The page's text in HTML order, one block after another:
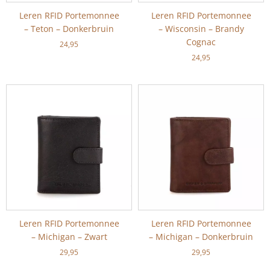
Leren RFID Portemonnee
– Teton – Donkerbruin
24,95
Leren RFID Portemonnee
– Wisconsin – Brandy
Cognac
24,95
Leren RFID Portemonnee
– Michigan – Zwart
29,95
Leren RFID Portemonnee
– Michigan – Donkerbruin
29,95